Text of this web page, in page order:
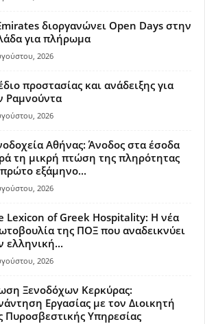
διοργανώνει Open Days στην
για πλήρωμα
2026
προστασίας και ανάδειξης για
Ραμνούντα
2026
Αθήνας: Άνοδος στα έσοδα
τη μικρή πτώση της πληρότητας
εξάμηνο...
2026
Lexicon of Greek Hospitality: Η νέα
της ΠΟΞ που αναδεικνύει
ελληνική...
2026
Ξενοδόχων Κερκύρας:
Εργασίας με τον Διοικητή
Πυροσβεστικής Υπηρεσίας